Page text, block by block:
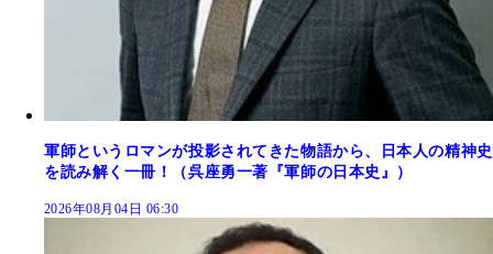
軍師というロマンが投影されてきた物語から、日本人の精神史
を読み解く一冊！（呉座勇一著『軍師の日本史』）
2026年08月04日 06:30